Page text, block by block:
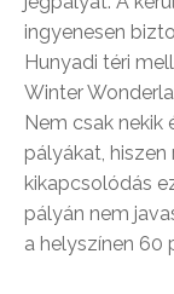
ingyenesen
Hunyadi téri
Winter
Nem csak
pályákat,
kikapcsolódás
pályán nem
a helyszínen 60